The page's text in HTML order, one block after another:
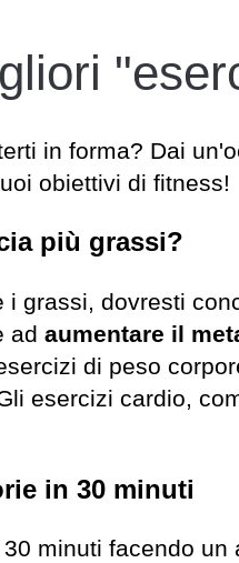
in forma? Dai
obiettivi di fitness!
più grassi?
i grassi, dovresti
ad aumentare il
di peso
esercizi cardio,
in 30 minuti
minuti facendo